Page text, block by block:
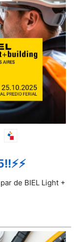
de BIEL Light +